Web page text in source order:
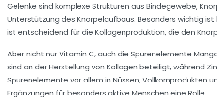
Gelenke sind komplexe Strukturen aus Bindegewebe,
Unterstützung des Knorpelaufbaus. Besonders wichtig
ist entscheidend für die Kollagenproduktion, die den
Aber nicht nur Vitamin C, auch die Spurenelemente
sind an der Herstellung von Kollagen beteiligt, während
Spurenelemente vor allem in Nüssen, Vollkornprodukten
Ergänzungen für besonders aktive Menschen eine Rolle.